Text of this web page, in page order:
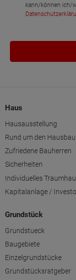
kann/können ich/
Haus
Hausausstellung
Rund um den Hausbau
Zufriedene Bauherren
Sicherheiten
Individuelles
Kapitalanlage /
Grundstück
Grundstueck
Baugebiete
Einzelgrundstücke
Grundstücksratgeber